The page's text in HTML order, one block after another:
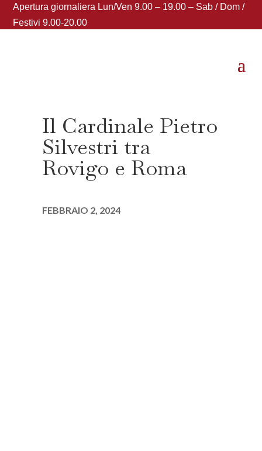
Apertura giornaliera Lun/Ven 9.00 – 19.00 – Sab / Dom /
Festivi 9.00-20.00
Il Cardinale Pietro
Silvestri tra
Rovigo e Roma
FEBBRAIO 2, 2024